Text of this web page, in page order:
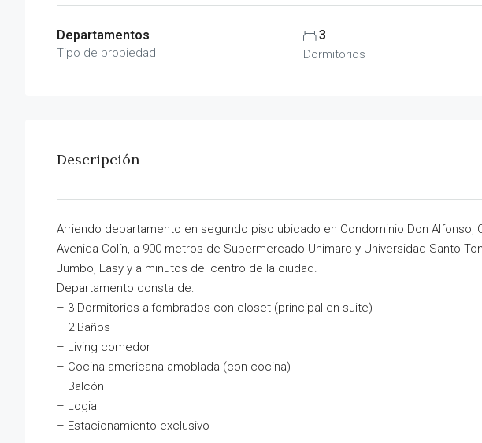
Departamentos
Tipo de propiedad
3
Dormitorios
Descripción
Arriendo departamento en segundo piso ubicado en Condominio Don Alfonso,
Avenida Colín, a 900 metros de Supermercado Unimarc y Universidad Santo
Jumbo, Easy y a minutos del centro de la ciudad.
Departamento consta de:
– 3 Dormitorios alfombrados con closet (principal en suite)
– 2 Baños
– Living comedor
– Cocina americana amoblada (con cocina)
– Balcón
– Logia
– Estacionamiento exclusivo